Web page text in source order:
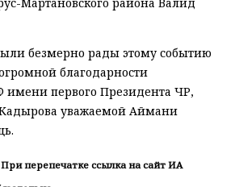
безмерно рады этому событию
благодарности
первого Президента ЧР,
уважаемой Аймани
перепечатке ссылка на сайт ИА